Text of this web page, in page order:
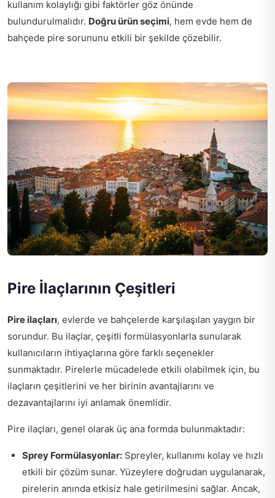
kullanım kolaylığı gibi faktörler göz önünde
bulundurulmalıdır. Doğru ürün seçimi, hem evde hem de
bahçede pire sorununu etkili bir şekilde çözebilir.
Pire İlaçlarının Çeşitleri
Pire ilaçları, evlerde ve bahçelerde karşılaşılan yaygın bir
sorundur. Bu ilaçlar, çeşitli formülasyonlarla sunularak
kullanıcıların ihtiyaçlarına göre farklı seçenekler
sunmaktadır. Pirelerle mücadelede etkili olabilmek için, bu
ilaçların çeşitlerini ve her birinin avantajlarını ve
dezavantajlarını iyi anlamak önemlidir.
Pire ilaçları, genel olarak üç ana formda bulunmaktadır:
Sprey Formülasyonlar: Spreyler, kullanımı kolay ve hızlı
etkili bir çözüm sunar. Yüzeylere doğrudan uygulanarak,
pirelerin anında etkisiz hale getirilmesini sağlar. Ancak,